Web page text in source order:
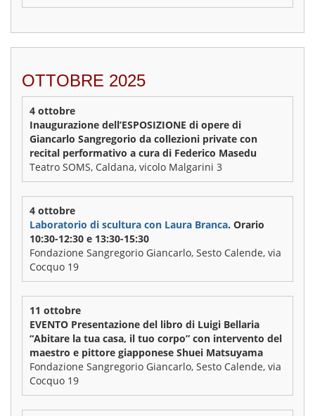
OTTOBRE 2025
4 ottobre
Inaugurazione dell’ESPOSIZIONE di opere di
Giancarlo Sangregorio da collezioni private con
recital performativo a cura di Federico Masedu
Teatro SOMS, Caldana, vicolo Malgarini 3
4 ottobre
Laboratorio di scultura con Laura Branca. Orario
10:30-12:30 e 13:30-15:30
Fondazione Sangregorio Giancarlo, Sesto Calende, via
Cocquo 19
11 ottobre
EVENTO Presentazione del libro di Luigi Bellaria
“Abitare la tua casa, il tuo corpo” con intervento del
maestro e pittore giapponese Shuei Matsuyama
Fondazione Sangregorio Giancarlo, Sesto Calende, via
Cocquo 19